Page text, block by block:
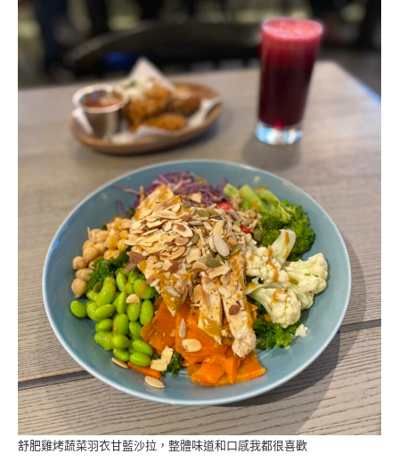
舒肥雞烤蔬菜羽衣甘藍沙拉，整體味道和口感我都很喜歡